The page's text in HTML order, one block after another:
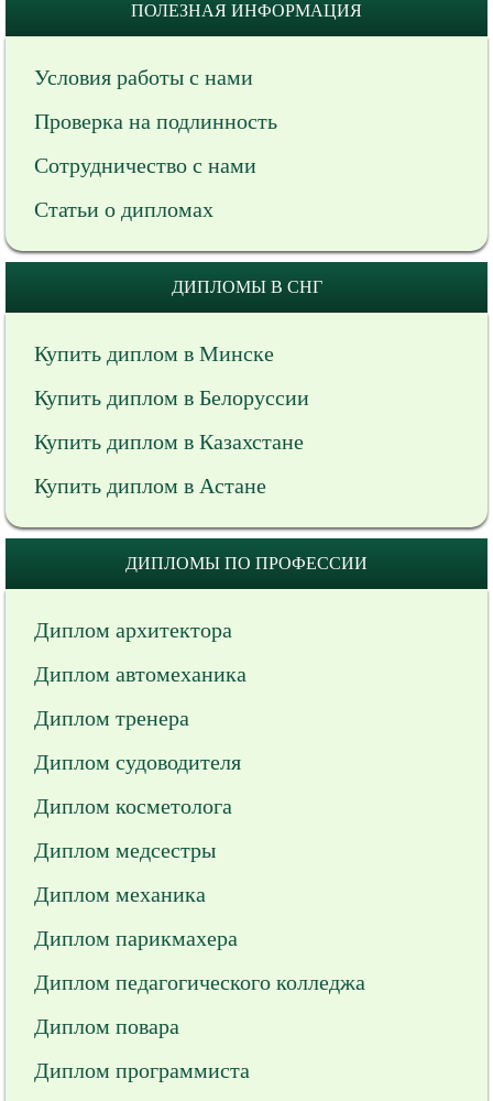
ПОЛЕЗНАЯ ИНФОРМАЦИЯ
Условия работы с нами
Проверка на подлинность
Сотрудничество с нами
Статьи о дипломах
ДИПЛОМЫ В СНГ
Купить диплом в Минске
Купить диплом в Белоруссии
Купить диплом в Казахстане
Купить диплом в Астане
ДИПЛОМЫ ПО ПРОФЕССИИ
Диплом архитектора
Диплом автомеханика
Диплом тренера
Диплом судоводителя
Диплом косметолога
Диплом медсестры
Диплом механика
Диплом парикмахера
Диплом педагогического колледжа
Диплом повара
Диплом программиста